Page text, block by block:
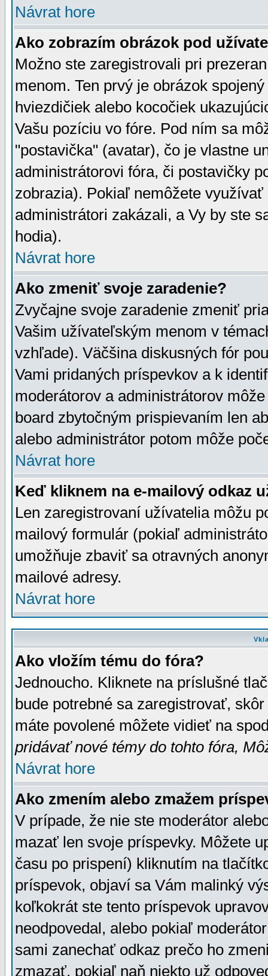
Návrat hore
Ako zobrazím obrázok pod
Možno ste zaregistrovali pri
menom. Ten prvý je obrázok
hviezdičiek alebo kocočiek
Vašu pozíciu vo fóre. Pod ním sa
"postavička" (avatar), čo je vlastne
administrátorovi fóra, či postavičky
zobrazia). Pokiaľ nemôžete
administrátori zakázali, a Vy by ste
hodia).
Návrat hore
Ako zmeniť svoje zaradenie?
Zvyčajne svoje zaradenie zmeniť
Vašim užívateľským menom v
vzhľade). Väčšina diskusných fór
Vami pridaných príspevkov a k
moderátorov a administrátorov
board zbytočným prispievaním len
alebo administrátor potom môže
Návrat hore
Keď kliknem na e-mailový odkaz
Len zaregistrovaní užívatelia môžu
mailový formulár (pokiaľ
umožňuje zbaviť sa otravných
mailové adresy.
Návrat hore
Ako vložím tému do fóra?
Jednoucho. Kliknete na príslušné
bude potrebné sa zaregistrovať,
máte povolené môžete vidieť na
pridávať nové témy do tohto fóra,
Návrat hore
Ako zmením alebo zmažem
V prípade, že nie ste moderátor
mazať len svoje príspevky. Môžete
času po prispení) kliknutím na
príspevok, objaví sa Vám malinký
koľkokrát ste tento príspevok
neodpovedal, alebo pokiaľ
sami zanechať odkaz prečo ho
zmazať, pokiaľ naň niekto už